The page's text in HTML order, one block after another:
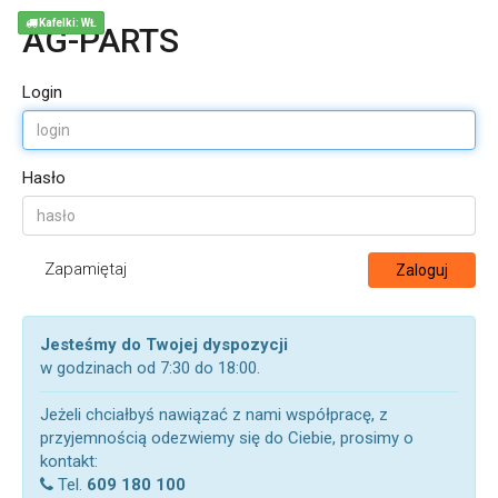
AG-PARTS
Login
Hasło
Zapamiętaj Zaloguj
Jesteśmy do Twojej dyspozycji
w godzinach od 7:30 do 18:00.
Jeżeli chciałbyś nawiązać z nami współpracę, z
przyjemnością odezwiemy się do Ciebie, prosimy o
kontakt:
Tel. 609 180 100
Kafelki: WŁ